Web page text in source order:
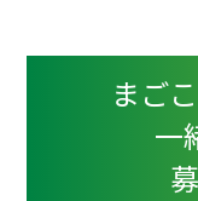
まご
一